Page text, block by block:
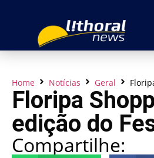
Home Notícias Geral
Floripa
edição do
Compartilhe: